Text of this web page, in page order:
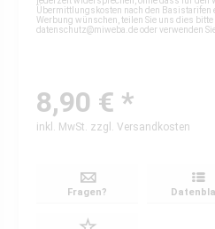
Übermittlungskosten nach den Basistarifen
Werbung wünschen, teilen Sie uns dies
datenschutz@miweba.deoder verwenden
8,90 € *
inkl. MwSt. zzgl. Versandkosten
Fragen?